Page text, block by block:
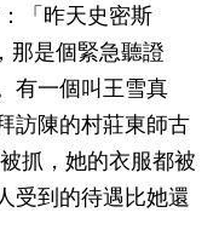
「昨天史密斯
那是個緊急聽證
有一個叫王雪真
訪陳的村莊東師古
抓，她的衣服都被
受到的待遇比她還